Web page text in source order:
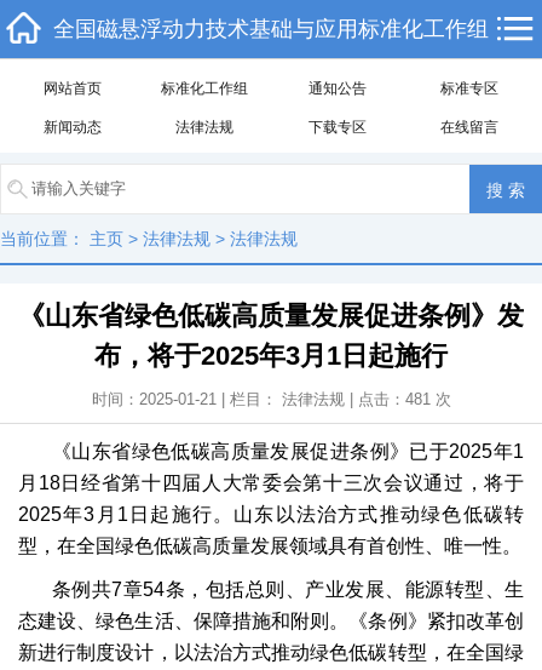
全国磁悬浮动力技术基础与应用标准化工作组
网站首页 标准化工作组 通知公告 标准专区
新闻动态 法律法规 下载专区 在线留言
当前位置： 主页 > 法律法规 > 法律法规
《山东省绿色低碳高质量发展促进条例》发
布，将于2025年3月1日起施行
时间：2025-01-21 | 栏目： 法律法规| 点击： 481 次
《山东省绿色低碳高质量发展促进条例》已于2025年1
月18日经省第十四届人大常委会第十三次会议通过，将于
2025年3月1日起施行。山东以法治方式推动绿色低碳转
型，在全国绿色低碳高质量发展领域具有首创性、唯一性。
条例共7章54条，包括总则、产业发展、能源转型、生
态建设、绿色生活、保障措施和附则。《条例》紧扣改革创
新进行制度设计，以法治方式推动绿色低碳转型，在全国绿